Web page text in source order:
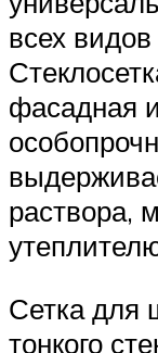
всех
фасадная
раствора,
Сетка для
тонкого